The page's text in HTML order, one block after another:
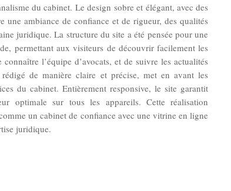
du cabinet. Le design sobre et élégant, avec des
une ambiance de confiance et de rigueur, des qualités
juridique. La structure du site a été pensée pour une
permettant aux visiteurs de découvrir facilement les
connaître l’équipe d’avocats, et de suivre les actualités
de manière claire et précise, met en avant les
du cabinet. Entièrement responsive, le site garantit
optimale sur tous les appareils. Cette réalisation
un cabinet de confiance avec une vitrine en ligne
juridique.